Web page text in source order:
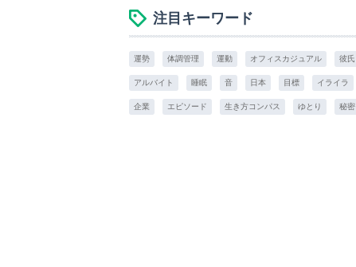
注目キーワード
運勢 体調管理 運動 オフィスカジュアル 彼氏
アルバイト 睡眠 音 日本 目標 イライラ
企業 エピソード 生き方コンパス ゆとり 秘密